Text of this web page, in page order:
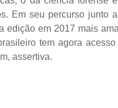
Em seu percurso junto
em 2017 mais
tem agora
assertiva.